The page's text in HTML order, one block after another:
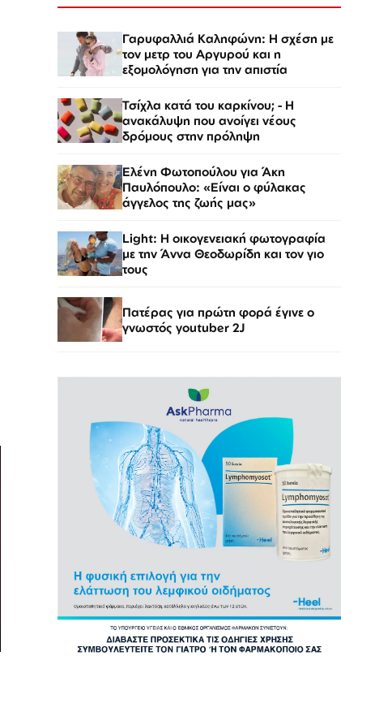
Γαρυφαλλιά Καληφώνη: Η σχέση με
τον μετρ του Αργυρού και η
εξομολόγηση για την απιστία
Τσίχλα κατά του καρκίνου; - Η
ανακάλυψη που ανοίγει νέους
δρόμους στην πρόληψη
Ελένη Φωτοπούλου για Άκη
Παυλόπουλο: «Είναι ο φύλακας
άγγελος της ζωής μας»
Light: Η οικογενειακή φωτογραφία
με την Άννα Θεοδωρίδη και τον γιο
τους
Πατέρας για πρώτη φορά έγινε ο
γνωστός youtuber 2J